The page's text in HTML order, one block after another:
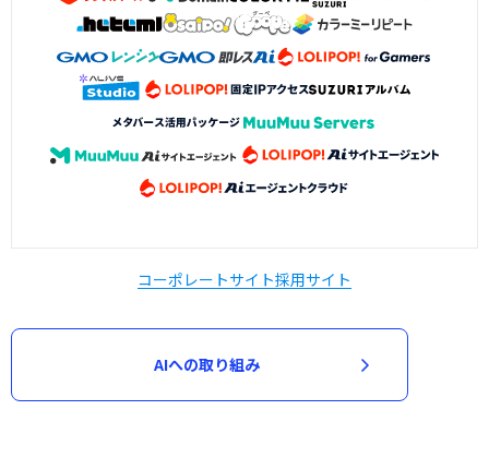
コーポレートサイト採用サイト
AIへの取り組み